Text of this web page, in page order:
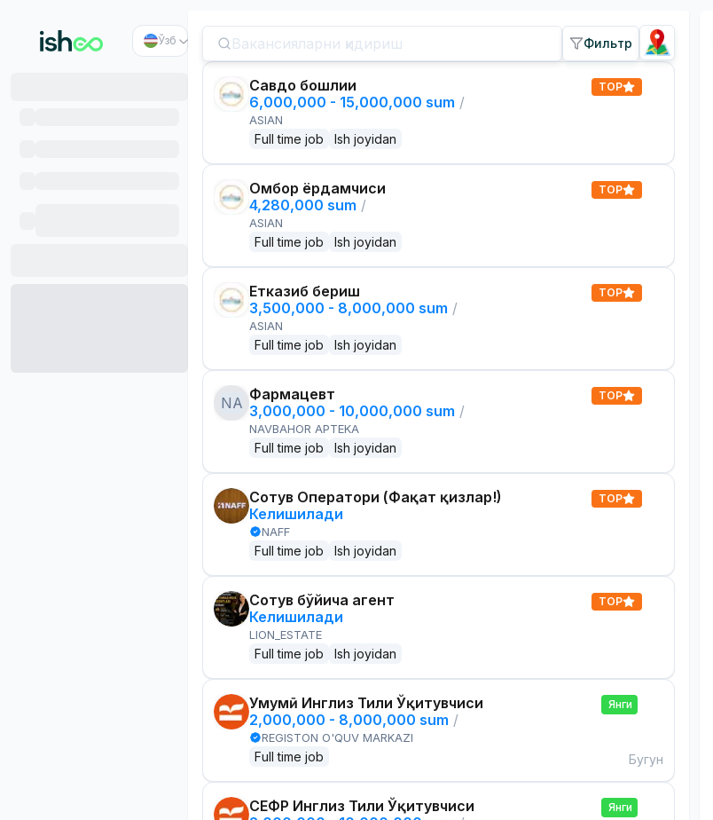
Ўзб Фильтр
Савдо бошлиғи
6,000,000 - 15,000,000 sum /
ASIAN
Full time job Ish joyidan
TOP
Омбор ёрдамчиси
4,280,000 sum /
ASIAN
Full time job Ish joyidan
TOP
Етказиб бериш
3,500,000 - 8,000,000 sum /
ASIAN
Full time job Ish joyidan
TOP
NA Фармацевт
3,000,000 - 10,000,000 sum /
NAVBAHOR APTEKA
Full time job Ish joyidan
TOP
Сотув Оператори (Фақат қизлар!)
Келишилади
NAFF
Full time job Ish joyidan
TOP
Сотув бўйича агент
Келишилади
LION_ESTATE
Full time job Ish joyidan
TOP
Умумӣ Инглиз Тили Ўқитувчиси
2,000,000 - 8,000,000 sum /
REGISTON O'QUV MARKAZI
Full time job
Янги
Бугун
СЕФР Инглиз Тили Ўқитувчиси
Янги